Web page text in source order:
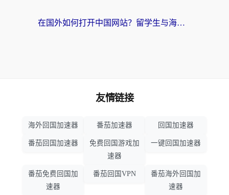
在国外如何打开中国网站？留学生与海外华人的无缝访问指南
友情链接
海外回国加速器 番茄加速器 回国加速器
番茄回国加速器
免费回国游戏加
速器
一键回国加速器
番茄免费回国加
速器
番茄回国VPN
番茄海外回国加
速器